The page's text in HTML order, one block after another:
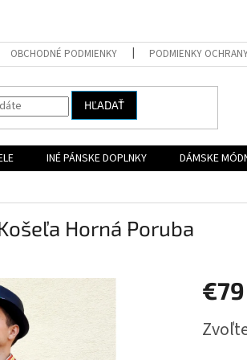
OBCHODNÉ PODMIENKY PODMIENKY
HĽADAŤ
INÉ PÁNSKE DOPLNKY DÁMSKE
Horná Poruba
€79
cena: